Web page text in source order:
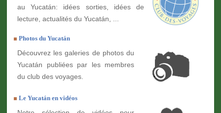
au Yucatán: idées sorties, idées de
lecture, actualités du Yucatán, ...
Photos du Yucatán
Découvrez les galeries de photos du
Yucatán publiées par les membres
du club des voyages.
Le Yucatán en vidéos